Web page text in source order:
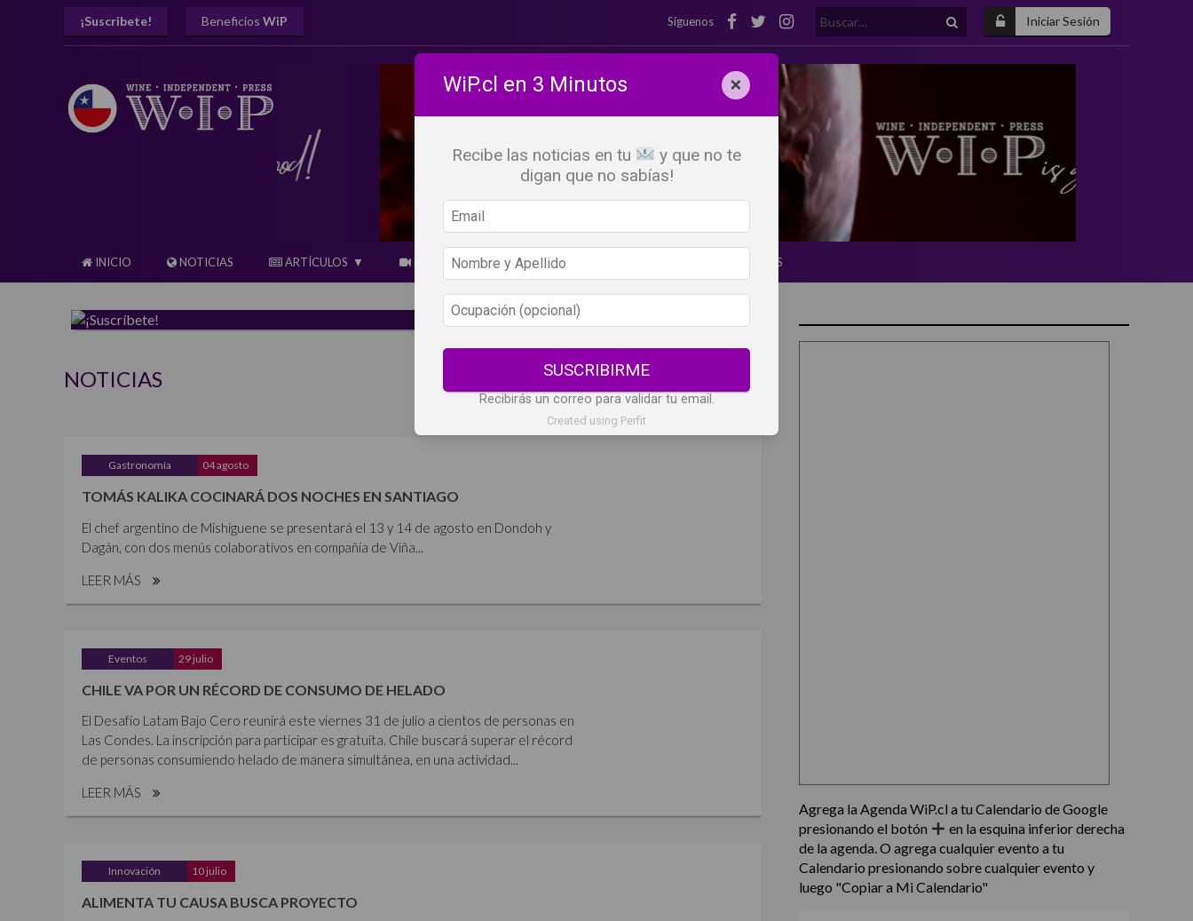
Iniciar Sesión
¡Suscribete! Beneficios WiP Buscar:
Síguenos
INICIO NOTICIAS ARTÍCULOS BEBER X LOS OJOS GLOSARIO DEL VINO PANORAMAS
NOTICIAS
Gastronomía 04 agosto
TOMÁS KALIKA COCINARÁ DOS NOCHES EN SANTIAGO
El chef argentino de Mishiguene se presentará el 13 y 14 de agosto en Dondoh y
Dagán, con dos menús colaborativos en compañía de Viña...
LEER MÁS
Eventos 29 julio
CHILE VA POR UN RÉCORD DE CONSUMO DE HELADO
El Desafío Latam Bajo Cero reunirá este viernes 31 de julio a cientos de personas en
Las Condes. La inscripción para participar es gratuita. Chile buscará superar el récord
de personas consumiendo helado de manera simultánea, en una actividad...
LEER MÁS
Innovación 10 julio
ALIMENTA TU CAUSA BUSCA PROYECTO
Agrega la Agenda WiP.cl a tu Calendario de Google
presionando el botón
en la esquina inferior derecha
de la agenda. O agrega cualquier evento a tu
Calendario presionando sobre cualquier evento y
luego "Copiar a Mi Calendario"
WiP.cl en 3 Minutos ×
Recibe las noticias en tu
y que no te
digan que no sabías!
SUSCRIBIRME
Recibirás un correo para validar tu email.
Created using Perfit